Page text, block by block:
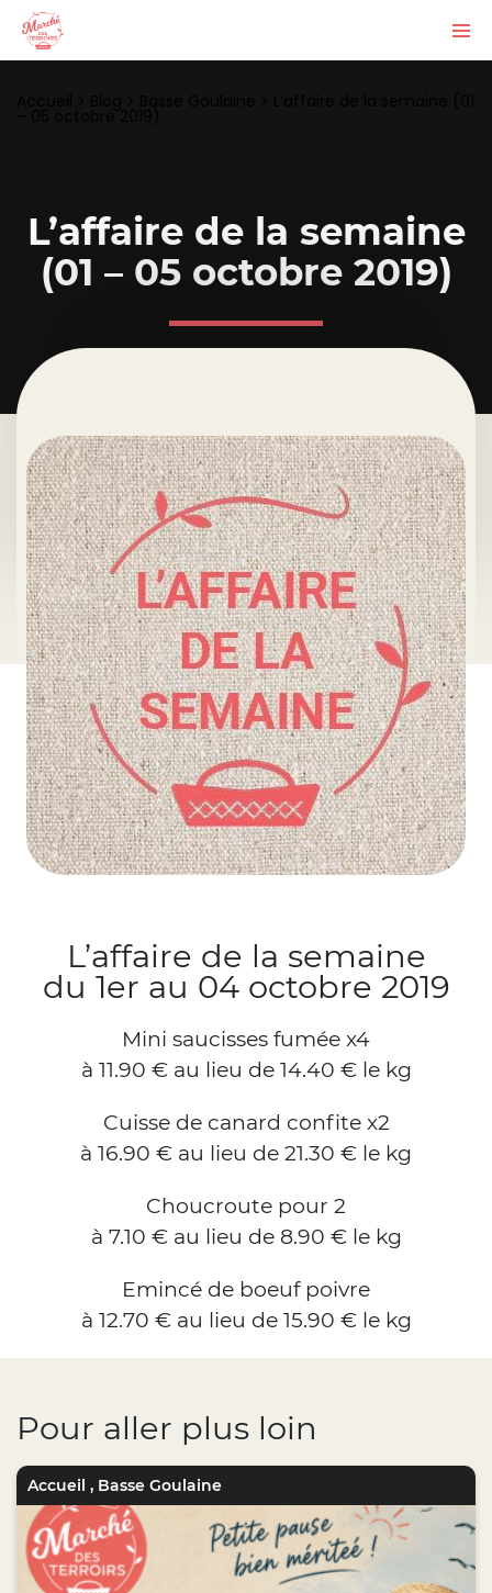
L’affaire de la semaine
(01 – 05 octobre 2019)
L’affaire de la semaine
du 1er au 04 octobre 2019
Mini saucisses fumée x4
à 11.90 € au lieu de 14.40 € le kg
Cuisse de canard confite x2
à 16.90 € au lieu de 21.30 € le kg
Choucroute pour 2
à 7.10 € au lieu de 8.90 € le kg
Emincé de boeuf poivre
à 12.70 € au lieu de 15.90 € le kg
Pour aller plus loin
Accueil , Basse Goulaine